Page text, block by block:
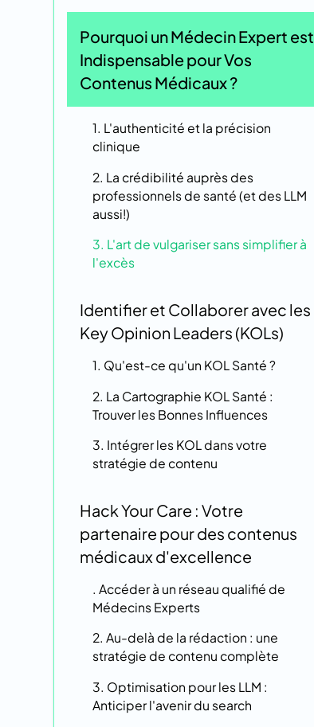
Pourquoi un Médecin Expert est
Indispensable pour Vos
Contenus Médicaux ?
1. L'authenticité et la précision
clinique
2. La crédibilité auprès des
professionnels de santé (et des LLM
aussi!)
3. L'art de vulgariser sans simplifier à
l'excès
Identifier et Collaborer avec les
Key Opinion Leaders (KOLs)
1. Qu'est-ce qu'un KOL Santé ?
2. La Cartographie KOL Santé :
Trouver les Bonnes Influences
3. Intégrer les KOL dans votre
stratégie de contenu
Hack Your Care : Votre
partenaire pour des contenus
médicaux d'excellence
. Accéder à un réseau qualifié de
Médecins Experts
2. Au-delà de la rédaction : une
stratégie de contenu complète
3. Optimisation pour les LLM :
Anticiper l'avenir du search